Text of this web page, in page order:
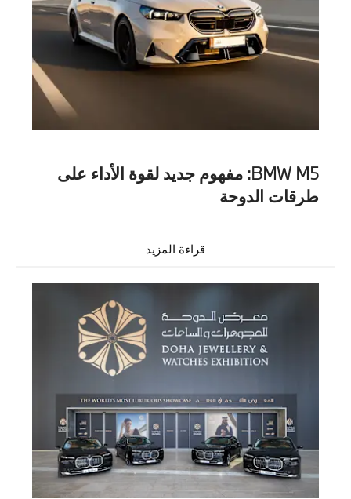
BMW M5: مفهوم جديد لقوة الأداء على
طرقات الدوحة
قراءة المزيد